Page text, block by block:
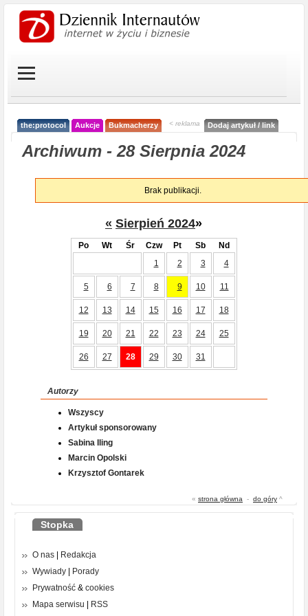
the:protocol Aukcje Bukmacherzy < reklama Dodaj artykuł / link
Archiwum - 28 Sierpnia 2024
Brak publikacji.
« Sierpień 2024»
Po Wt Śr Czw Pt Sb
Nd
1
2 3 4
5 6 7 8 9 10 11
12 13 14 15 16 17 18
19 20 21 22 23 24 25
26 27 28 29 30 31
Autorzy
Wszyscy
Artykuł sponsorowany
Sabina Iling
Marcin Opolski
Krzysztof Gontarek
« strona główna - do góry ^
Stopka
O nas
Redakcja
Wywiady
Porady
Prywatność & cookies
Mapa serwisu
RSS